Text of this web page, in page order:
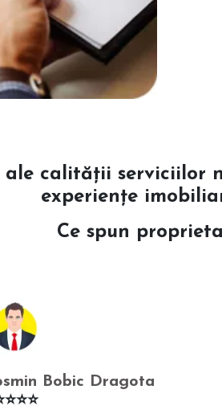
calității serviciilor
experiențe
Ce spun
Bobic Dragota